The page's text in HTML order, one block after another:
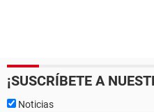
¡SUSCRÍBETE A
Noticias